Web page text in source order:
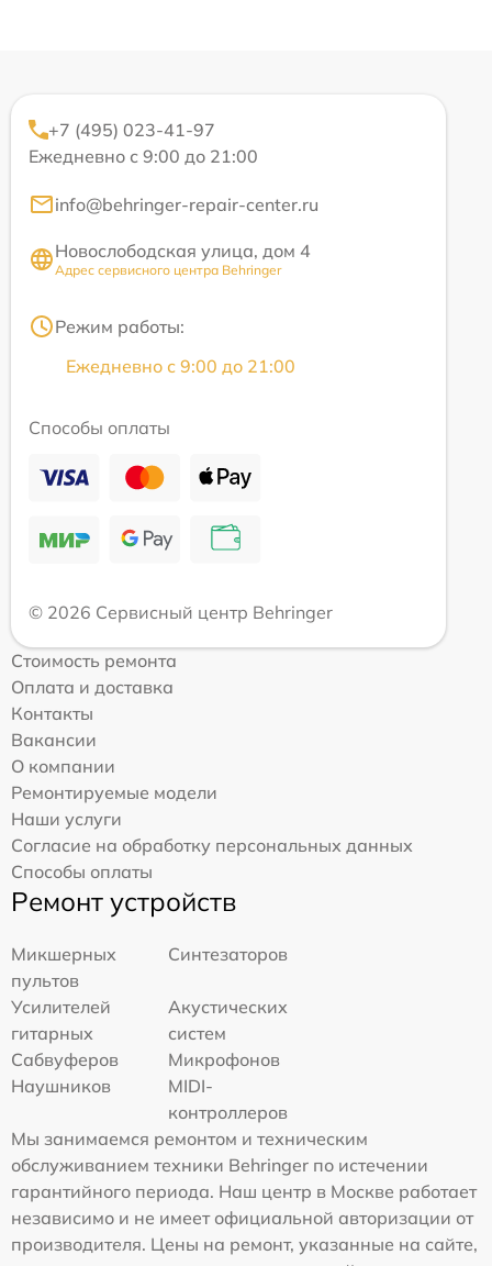
+7 (495) 023-41-97
Ежедневно с 9:00 до 21:00
info@behringer-repair-center.ru
Новослободская улица, дом 4
Адрес сервисного центра Behringer
Режим работы:
Ежедневно с 9:00 до 21:00
Способы оплаты
© 2026 Сервисный центр Behringer
Стоимость ремонта
Оплата и доставка
Контакты
Вакансии
О компании
Ремонтируемые модели
Наши услуги
Согласие на обработку персональных данных
Способы оплаты
Ремонт устройств
Микшерных
пультов
Синтезаторов
Усилителей
гитарных
Акустических
систем
Сабвуферов
Микрофонов
Наушников
MIDI-
контроллеров
Мы занимаемся ремонтом и техническим
обслуживанием техники Behringer по истечении
гарантийного периода. Наш центр в Москве работает
независимо и не имеет официальной авторизации от
производителя. Цены на ремонт, указанные на сайте,